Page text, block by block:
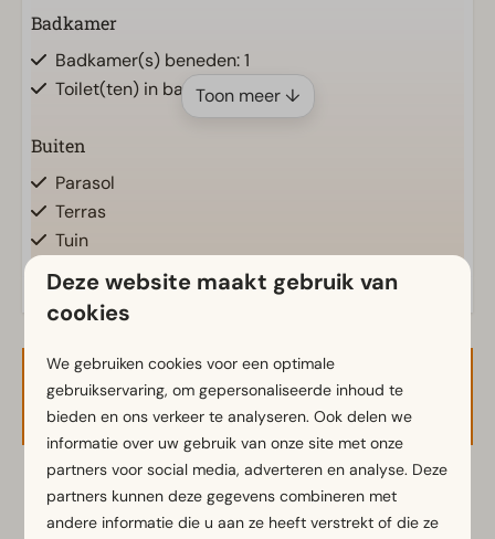
Badkamer
Badkamer(s) beneden: 1
Toilet(ten) in badkamer(s): 1
Buiten
Parasol
Terras
Tuin
Tuinset
Keuken
Ingerichte keuken
Koelvriescombinatie(s)
Koffiezetapparaat
Waterkoker
Ligging
Toon meer ↓
Beschikbaarheid en prijs
2 gasten
Deze website maakt gebruik van
cookies
We gebruiken cookies voor een optimale
gebruikservaring, om gepersonaliseerde inhoud te
bieden en ons verkeer te analyseren. Ook delen we
informatie over uw gebruik van onze site met onze
partners voor social media, adverteren en analyse. Deze
partners kunnen deze gegevens combineren met
andere informatie die u aan ze heeft verstrekt of die ze